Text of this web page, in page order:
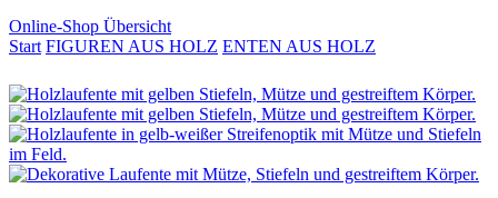
Online-Shop Übersicht
Start FIGUREN AUS HOLZ ENTEN AUS HOLZ